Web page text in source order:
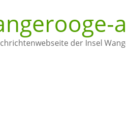
der Insel